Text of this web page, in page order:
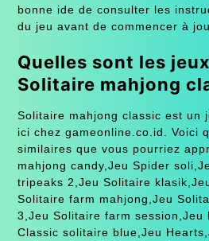
bonne ide de consulter les
du jeu avant de commencer à
Quelles sont les
Solitaire mahjong
Solitaire mahjong classic est un
ici chez gameonline.co.id. Voici
similaires que vous pourriez
mahjong candy,Jeu Spider
tripeaks 2,Jeu Solitaire
Solitaire farm mahjong,Jeu
3,Jeu Solitaire farm session,Jeu
Classic solitaire blue,Jeu